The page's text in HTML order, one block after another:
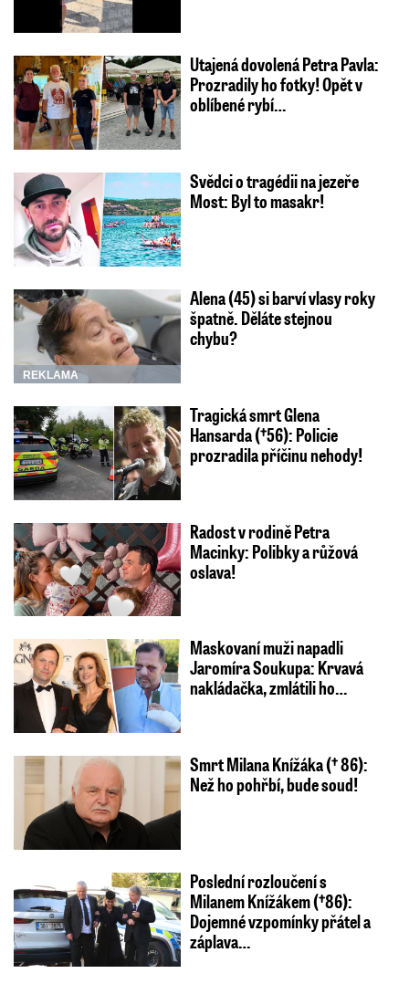
Utajená dovolená Petra Pavla:
Prozradily ho fotky! Opět v
oblíbené rybí…
Svědci o tragédii na jezeře
Most: Byl to masakr!
REKLAMA
Alena (45) si barví vlasy roky
špatně. Děláte stejnou
chybu?
Tragická smrt Glena
Hansarda (†56): Policie
prozradila příčinu nehody!
Radost v rodině Petra
Macinky: Polibky a růžová
oslava!
Maskovaní muži napadli
Jaromíra Soukupa: Krvavá
nakládačka, zmlátili ho…
Smrt Milana Knížáka († 86):
Než ho pohřbí, bude soud!
Poslední rozloučení s
Milanem Knížákem (†86):
Dojemné vzpomínky přátel a
záplava…